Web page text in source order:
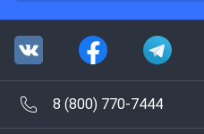
8 (800) 770-7444